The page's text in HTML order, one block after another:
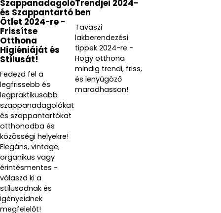
Szappanadagoló
és Szappantartó
Ötlet 2024-re -
Frissítse
Otthona
Higiéniáját és
Stílusát!
Fedezd fel a
legfrissebb és
legpraktikusabb
szappanadagolókat
és szappantartókat
otthonodba és
közösségi helyekre!
Elegáns, vintage,
organikus vagy
érintésmentes -
válaszd ki a
stílusodnak és
igényeidnek
megfelelőt!
Trendjei 2024-
ben
Tavaszi
lakberendezési
tippek 2024-re -
Hogy otthona
mindig trendi, friss,
és lenyűgöző
maradhasson!